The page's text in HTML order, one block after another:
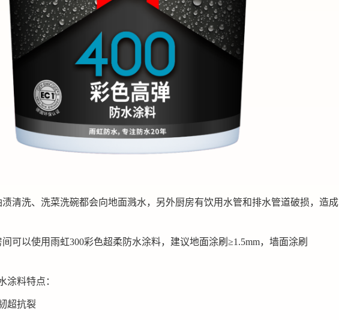
清洗、洗菜洗碗都会向地面溅水，另外厨房有饮用水管和排水管道破损，造成
可以使用雨虹300彩色超柔防水涂料，建议地面涂刷≥1.5mm，墙面涂刷
涂料特点：
超抗裂